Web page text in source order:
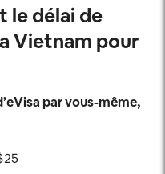
le délai de
Vietnam pour
par vous-même,